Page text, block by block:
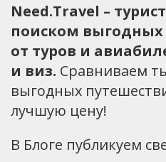
Need.Travel –
поиском
от туров и
и виз. Сравниваем
выгодных
лучшую цену!
В Блоге публикуем